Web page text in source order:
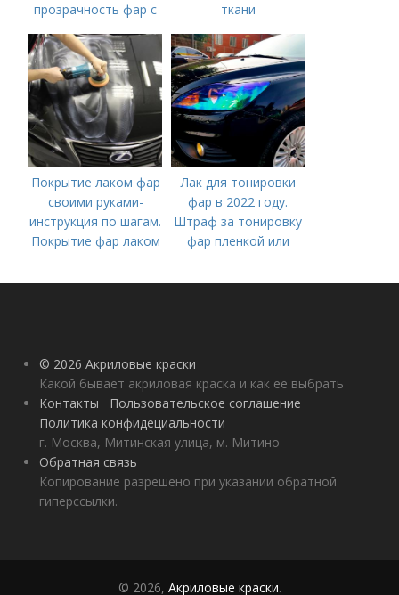
прозрачность фар с
ткани
Покрытие лаком фар
своими руками-
инструкция по шагам.
Покрытие фар лаком
Лак для тонировки
фар в 2022 году.
Штраф за тонировку
фар пленкой или
синим цветом
© 2026 Акриловые краски
Какой бывает акриловая краска и как ее выбрать
Контакты
Пользовательское соглашение
Политика конфидециальности
г. Москва, Митинская улица, м. Митино
Обратная связь
Копирование разрешено при указании обратной
гиперссылки.
© 2026, Акриловые краски.